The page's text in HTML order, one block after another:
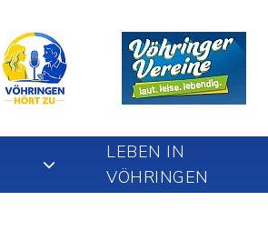
LEBEN IN
VÖHRINGEN